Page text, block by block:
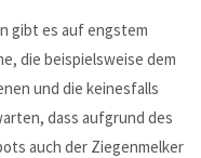
gibt es auf engstem
die beispielsweise dem
und die keinesfalls
dass aufgrund des
auch der Ziegenmelker
adipiscing elit.
dolor.